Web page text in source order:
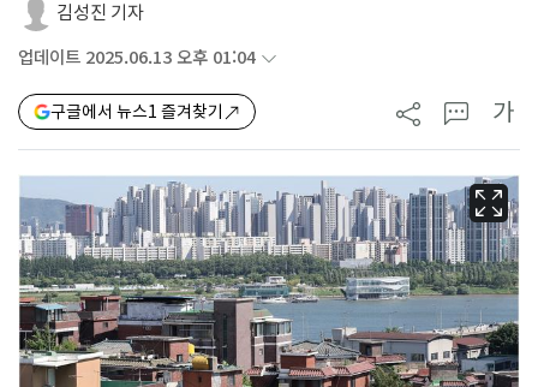
김성진 기자
업데이트 2025.06.13 오후 01:04
구글에서 뉴스1 즐겨찾기 가